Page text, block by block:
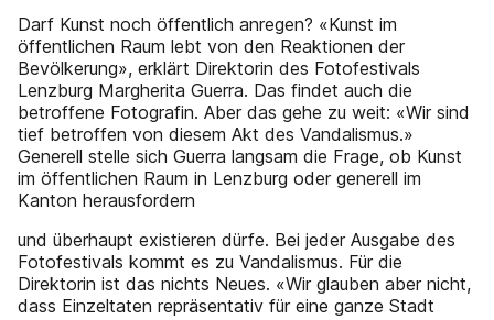
Darf Kunst noch öffentlich anregen? «Kunst im
öffentlichen Raum lebt von den Reaktionen der
Bevölkerung», erklärt Direktorin des Fotofestivals
Lenzburg Margherita Guerra. Das findet auch die
betroffene Fotografin. Aber das gehe zu weit: «Wir sind
tief betroffen von diesem Akt des Vandalismus.»
Generell stelle sich Guerra langsam die Frage, ob Kunst
im öffentlichen Raum in Lenzburg oder generell im
Kanton herausfordern
und überhaupt existieren dürfe. Bei jeder Ausgabe des
Fotofestivals kommt es zu Vandalismus. Für die
Direktorin ist das nichts Neues. «Wir glauben aber nicht,
dass Einzeltaten repräsentativ für eine ganze Stadt